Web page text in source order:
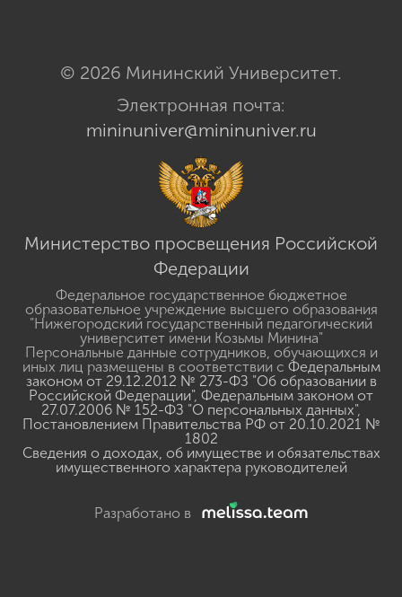
© 2026 Мининский Университет.
Электронная почта:
mininuniver@mininuniver.ru
Министерство просвещения Российской
Федерации
Федеральное государственное бюджетное
образовательное учреждение высшего образования
"Нижегородский государственный педагогический
университет имени Козьмы Минина"
Персональные данные сотрудников, обучающихся и
иных лиц размещены в соответствии с Федеральным
законом от 29.12.2012 № 273-ФЗ "Об образовании в
Российской Федерации", Федеральным законом от
27.07.2006 № 152-ФЗ "О персональных данных",
Постановлением Правительства РФ от 20.10.2021 №
1802
Сведения о доходах, об имуществе и обязательствах
имущественного характера руководителей
Разработано в